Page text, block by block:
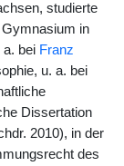
studierte
in
a. bei Franz
u. a. bei
Dissertation
2010), in der
des